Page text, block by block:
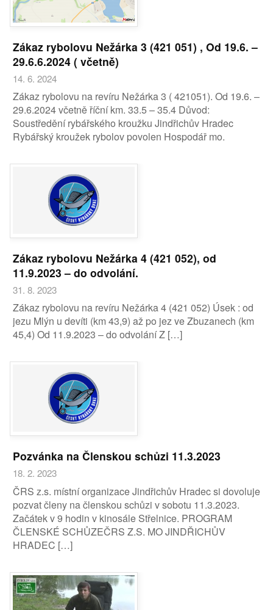
Zákaz rybolovu Nežárka 3 (421 051) , Od 19.6. –
29.6.6.2024 ( včetně)
14. 6. 2024
Zákaz rybolovu na revíru Nežárka 3 ( 421051). Od 19.6. –
29.6.2024 včetně říční km. 33.5 – 35.4 Důvod:
Soustředění rybářského kroužku Jindřichův Hradec
Rybářský kroužek rybolov povolen Hospodář mo.
Zákaz rybolovu Nežárka 4 (421 052), od
11.9.2023 – do odvolání.
31. 8. 2023
Zákaz rybolovu na revíru Nežárka 4 (421 052) Úsek : od
jezu Mlýn u devíti (km 43,9) až po jez ve Zbuzanech (km
45,4) Od 11.9.2023 – do odvolání Z […]
Pozvánka na Členskou schůzi 11.3.2023
18. 2. 2023
ČRS z.s. místní organizace Jindřichův Hradec si dovoluje
pozvat členy na členskou schůzi v sobotu 11.3.2023.
Začátek v 9 hodin v kinosále Střelnice. PROGRAM
ČLENSKÉ SCHŮZEČRS Z.S. MO JINDŘICHŮV
HRADEC […]